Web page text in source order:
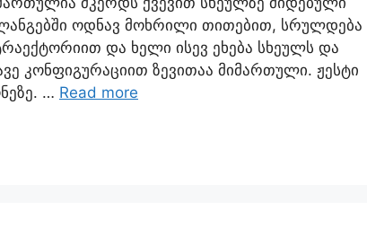
ოდნავ მოხრილი თითებით, სრულდება
და ხელი ისევ ეხება სხეულს და
კონფიგურაციით ზევითაა მიმართული. ჟესტი
… Read more